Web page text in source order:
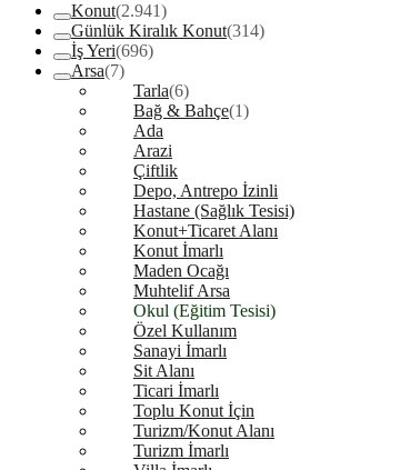
Konut(2.941)
Günlük Kiralık Konut(314)
İş Yeri(696)
Arsa(7)
Tarla(6)
Bağ & Bahçe(1)
Ada
Arazi
Çiftlik
Depo, Antrepo İzinli
Hastane (Sağlık Tesisi)
Konut+Ticaret Alanı
Konut İmarlı
Maden Ocağı
Muhtelif Arsa
Okul (Eğitim Tesisi)
Özel Kullanım
Sanayi İmarlı
Sit Alanı
Ticari İmarlı
Toplu Konut İçin
Turizm/Konut Alanı
Turizm İmarlı